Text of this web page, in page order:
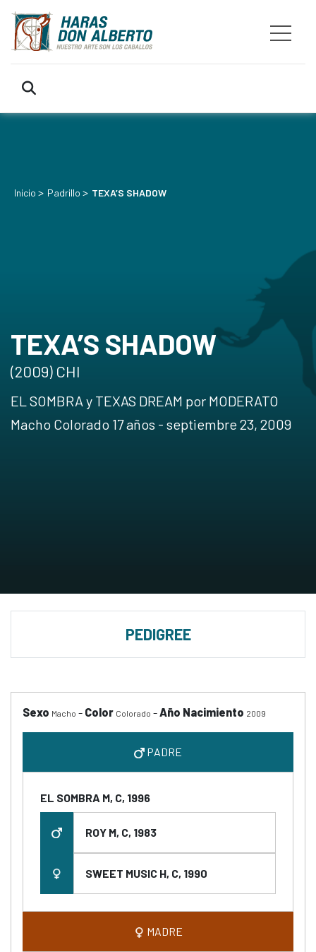
Inicio > Padrillo > TEXA’S SHADOW
TEXA’S SHADOW
(2009) CHI
EL SOMBRA y TEXAS DREAM por MODERATO
Macho Colorado 17 años - septiembre 23, 2009
PEDIGREE
Sexo Macho - Color Colorado -Año Nacimiento 2009
PADRE
EL SOMBRA M, C, 1996
ROY M, C, 1983
SWEET MUSIC H, C, 1990
MADRE